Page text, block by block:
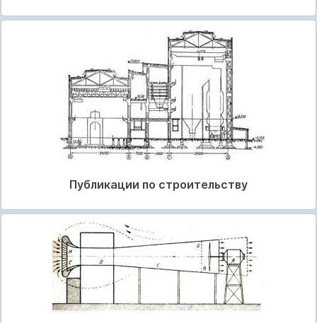
Публикации по строительству